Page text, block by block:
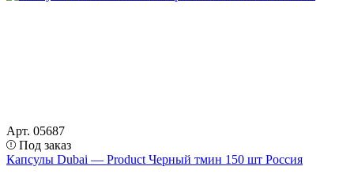
Арт. 05687
Под заказ
Капсулы Dubai — Product Черный тмин 150 шт Россия